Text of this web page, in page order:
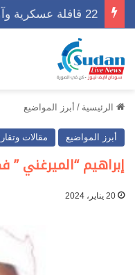
الرئيسية / أبرز المواضيع
أبرز المواضيع مقالات
إبراهيم “الميرغني
20 يناير، 2024